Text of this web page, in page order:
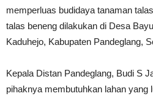
memperluas budidaya tanaman
talas beneng dilakukan di Desa
Kaduhejo, Kabupaten Pandeglang,
Kepala Distan Pandeglang, Budi S
pihaknya membutuhkan lahan yang